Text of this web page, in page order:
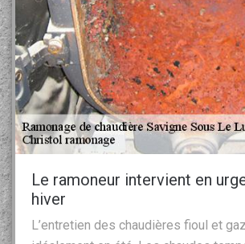
Le ramoneur intervient en
hiver
L’entretien des chaudières fioul et